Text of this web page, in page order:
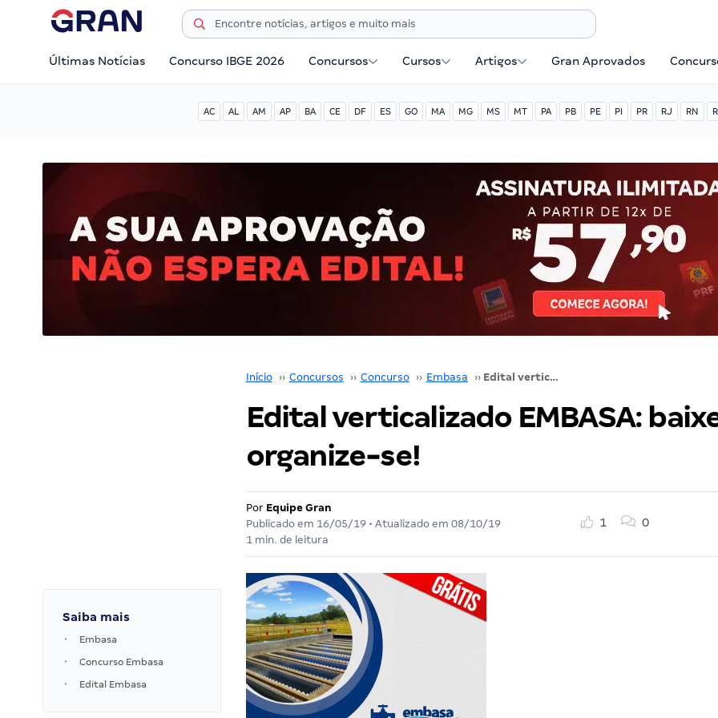
Últimas Notícias Concurso IBGE 2026 Concursos Cursos Artigos Gran Aprovados
AC AL AM AP BA CE DF ES GO MA MG MS MT PA PB PE PI PR RJ RN
Início ›› Concursos ›› Concurso ›› Embasa ›› Edital verticalizado EMBASA: baixe e organize-se!
Edital verticalizado EMBASA:
organize-se!
Por Equipe Gran
Publicado em 16/05/19• Atualizado em 08/10/19
1 min. de leitura
1 0
Saiba mais
Embasa
Concurso Embasa
Edital Embasa